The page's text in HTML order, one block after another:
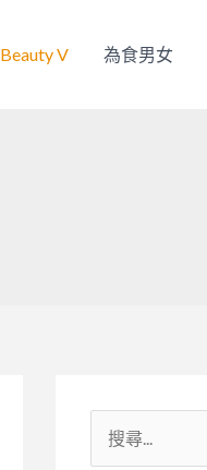
Beauty V 為食男女
尋